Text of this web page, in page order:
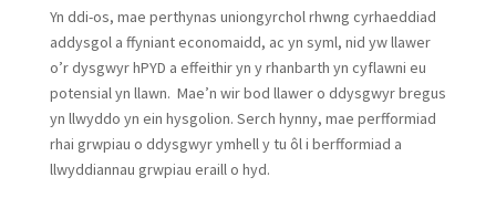
Yn ddi-os, mae perthynas uniongyrchol rhwng cyrhaeddiad
addysgol a ffyniant economaidd, ac yn syml, nid yw llawer
o’r dysgwyr hPYD a effeithir yn y rhanbarth yn cyflawni eu
potensial yn llawn. Mae’n wir bod llawer o ddysgwyr bregus
yn llwyddo yn ein hysgolion. Serch hynny, mae perfformiad
rhai grwpiau o ddysgwyr ymhell y tu ôl i berfformiad a
llwyddiannau grwpiau eraill o hyd.